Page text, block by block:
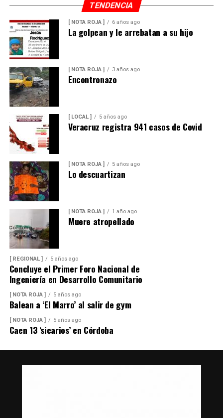
TENDENCIA
[ NOTA ROJA ] 6 años ago
La golpean y le arrebatan a su hijo
[ NOTA ROJA ] 3 años ago
Encontronazo
[ LOCAL ] 5 años ago
Veracruz registra 941 casos de Covid
[ NOTA ROJA ] 5 años ago
Lo descuartizan
[ NOTA ROJA ] 1 año ago
Muere atropellado
[ REGIONAL ] 5 años ago
Concluye el Primer Foro Nacional de
Ingeniería en Desarrollo Comunitario
[ NOTA ROJA ] 5 años ago
Balean a ‘El Marro’ al salir de gym
[ NOTA ROJA ] 5 años ago
Caen 13 ‘sicarios’ en Córdoba